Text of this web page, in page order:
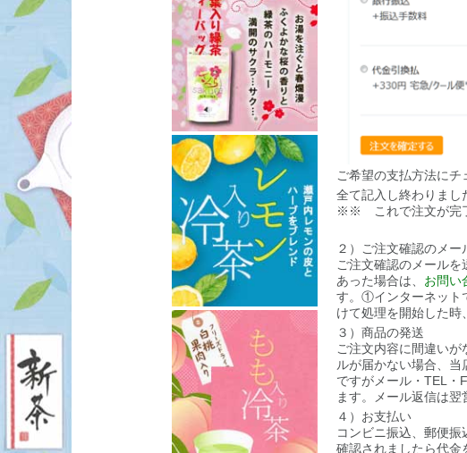
ご希望の支払方法にチ
全て記入し終わりまし
※※ これで注文が完
２）ご注文確認のメー
ご注文確認のメール
あった場合は、 お問い
す。①インターネット
けて処理を開始した時
３）商品の発送
ご注文内容に間違い
ルが届かない場合、
ですがメール・TEL・
ます。メール返信は翌
４）お支払い
コンビニ振込、郵便
確認されましたら代金